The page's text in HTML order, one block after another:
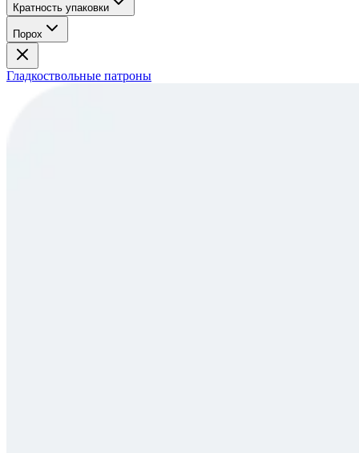
Кратность упаковки
Порох
Гладкоствольные патроны